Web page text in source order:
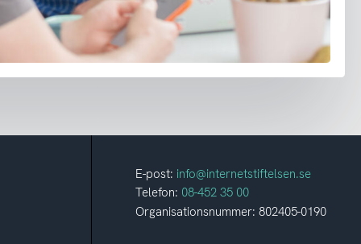
E-post: info@internetstiftelsen.se
Telefon: 08-452 35 00
Organisationsnummer: 802405-0190